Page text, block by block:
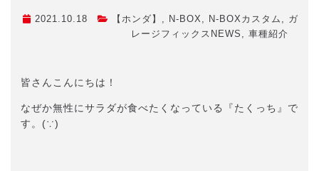
2021.10.18 【ホンダ】 , N-BOX , N-BOXカスタム , ガ
レージフィックスNEWS , 車種紹介
皆さんこんにちは！
なぜか無性にサラダが食べたくなっている『たくっち』で
す。(∵)